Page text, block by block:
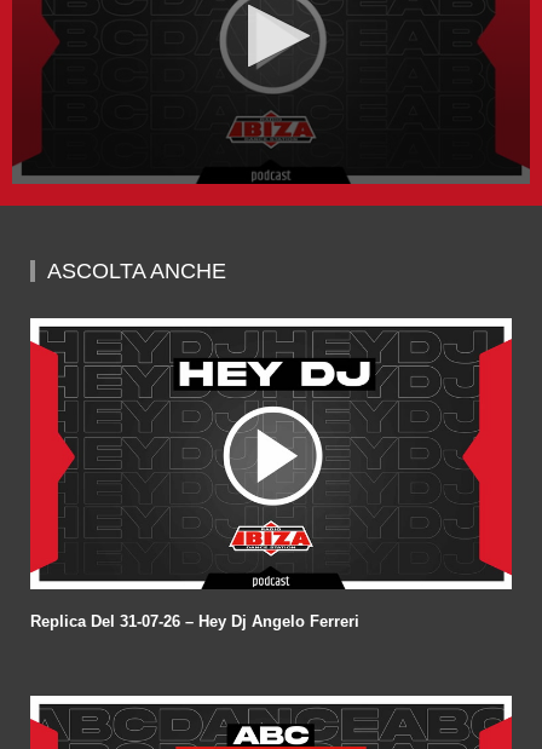
seconds
hour,
50
seconds
ASCOLTA ANCHE
Replica Del 31-07-26 – Hey Dj Angelo Ferreri